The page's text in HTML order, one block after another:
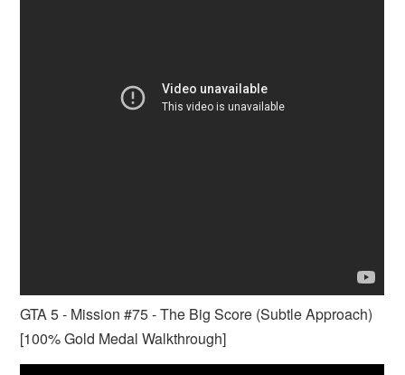
GTA 5 - Mission #75 - The Big Score (Subtle Approach)
[100% Gold Medal Walkthrough]